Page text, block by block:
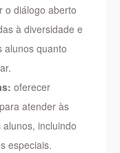
o diálogo aberto
à diversidade e
alunos quanto
oferecer
atender às
incluindo
especiais.